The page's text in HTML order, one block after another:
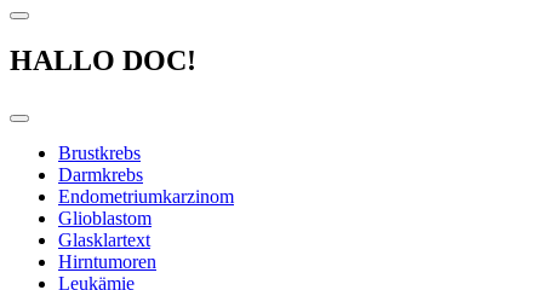
HALLO DOC!
Brustkrebs
Darmkrebs
Endometriumkarzinom
Glioblastom
Glasklartext
Hirntumoren
Leukämie